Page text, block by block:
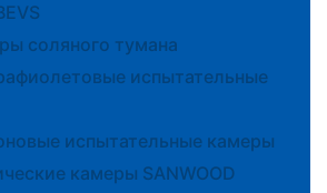
соляного тумана
испытательные
испытательные камеры
камеры SANWOOD